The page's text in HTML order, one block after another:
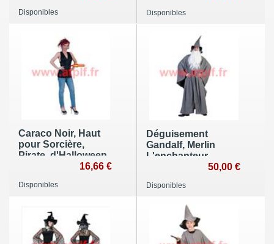
Disponibles Disponibles
Caraco Noir, Haut
pour Sorcière,
Pirate, d'Halloween,
Disco (taille unique
16,66 €
Disponibles
Déguisement
Gandalf, Merlin
L'enchanteur
50,00 €
Disponibles